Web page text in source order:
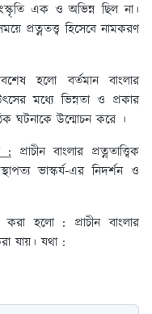
এক ও অভিন্ন ছিল না।
প্রত্নতত্ত্ব হিসেবে নামকরণ
হলো বর্তমান বাংলার
মধ্যে ভিন্নতা ও প্রকার
ঘটনাকে উন্মোচন করে ।
: প্রাচীন বাংলার প্রত্নতাত্ত্বিক
ভাস্কর্য-এর নিদর্শন ও
করা হলো : প্রাচীন বাংলার
যায়। যথা :